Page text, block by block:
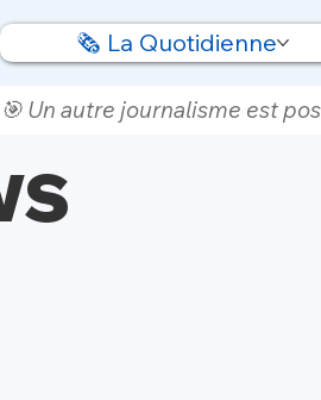
🗞️ La Quotidienne
🎯 Un autre journalisme est